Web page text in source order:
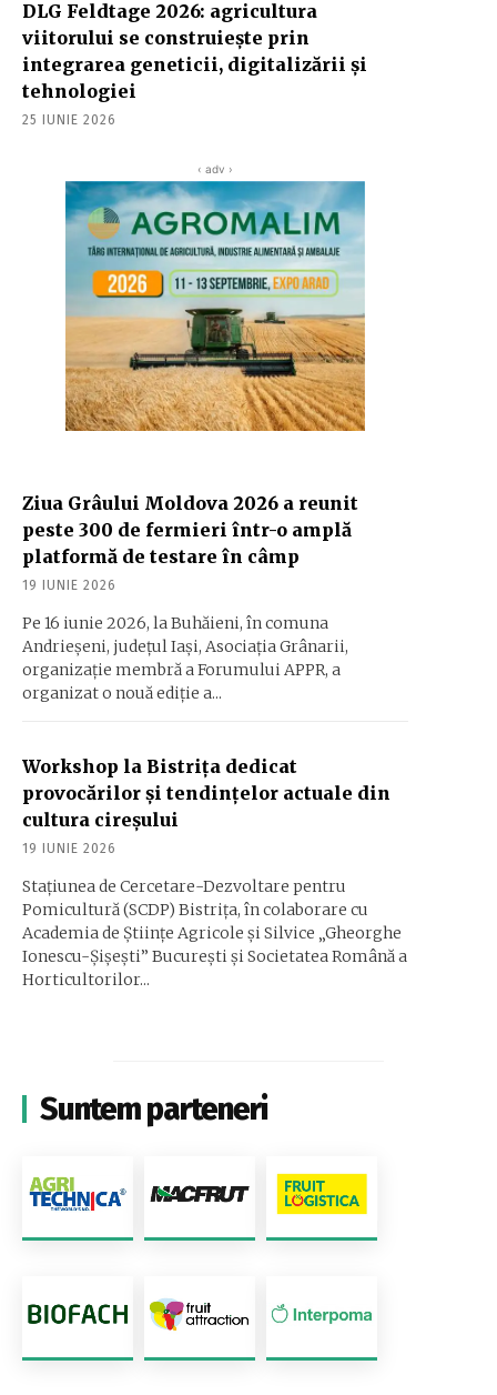
DLG Feldtage 2026: agricultura
viitorului se construiește prin
integrarea geneticii, digitalizării și
tehnologiei
25 IUNIE 2026
‹ adv ›
Ziua Grâului Moldova 2026 a reunit
peste 300 de fermieri într-o amplă
platformă de testare în câmp
19 IUNIE 2026
Pe 16 iunie 2026, la Buhăieni, în comuna
Andrieșeni, județul Iași, Asociația Grânarii,
organizație membră a Forumului APPR, a
organizat o nouă ediție a...
Workshop la Bistrița dedicat
provocărilor și tendințelor actuale din
cultura cireșului
19 IUNIE 2026
Stațiunea de Cercetare-Dezvoltare pentru
Pomicultură (SCDP) Bistrița, în colaborare cu
Academia de Științe Agricole și Silvice „Gheorghe
Ionescu-Șișești” București și Societatea Română a
Horticultorilor...
Suntem parteneri